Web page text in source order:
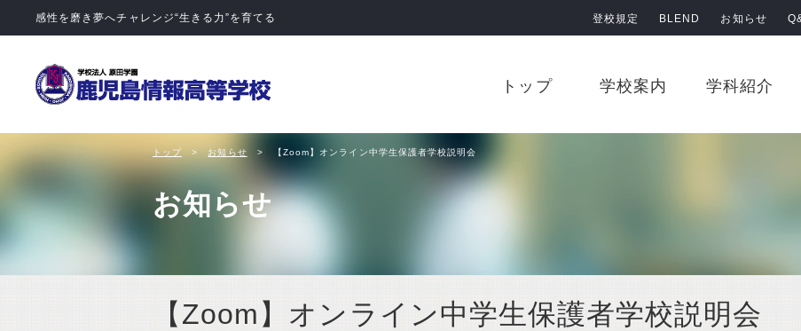
学校法人 原田学園 鹿児島情報高等学校
トップ 学校案内 学科紹介
登校規定 BLEND お知らせ
お知らせ
トップ お知らせ 【Zoom】オンライン中学生保護者学校説明会
【Zoom】オンライン中学生保護者学校説明会